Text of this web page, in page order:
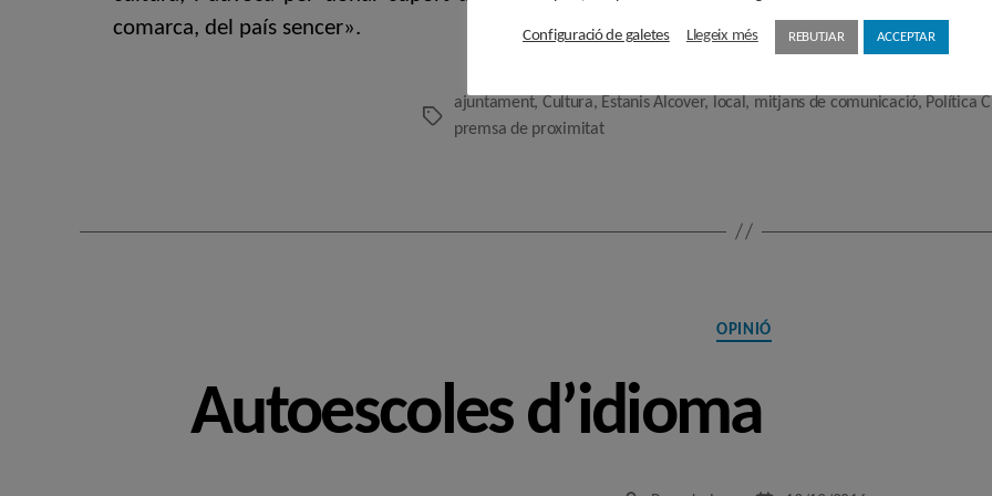
comarca, del país sencer».
Etiquetes
ajuntament, Cultura, Estanis Alcover, local , mitjans de comunicació, Política
premsa de proximitat
Categories
OPINIÓ
Autoescoles d’idioma
Configuració de galetes Llegeix més REBUTJAR ACCEPTAR